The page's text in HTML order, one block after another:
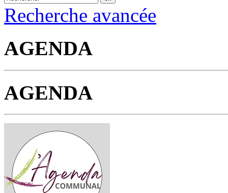
Recherche avancée
AGENDA
AGENDA